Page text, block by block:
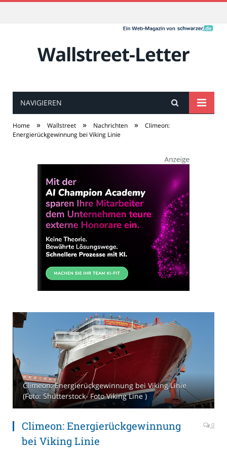
Wallstreet-Letter
NAVIGIEREN
Home » Wallstreet » Nachrichten »
Climeon:
Energierückgewinnung bei Viking Linie
Climeon: Energierückgewinnung bei Viking Linie
(Foto: Shutterstock- Foto Viking Line )
Climeon: Energierückgewinnung
bei Viking Linie
0